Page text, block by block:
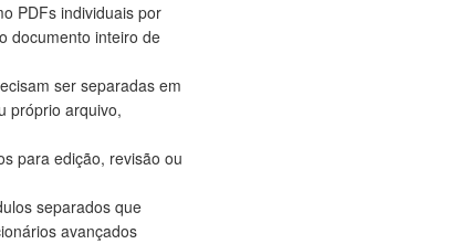
PDFs individuais por
documento inteiro de
ser separadas em
próprio arquivo,
para edição, revisão ou
separados que
avançados